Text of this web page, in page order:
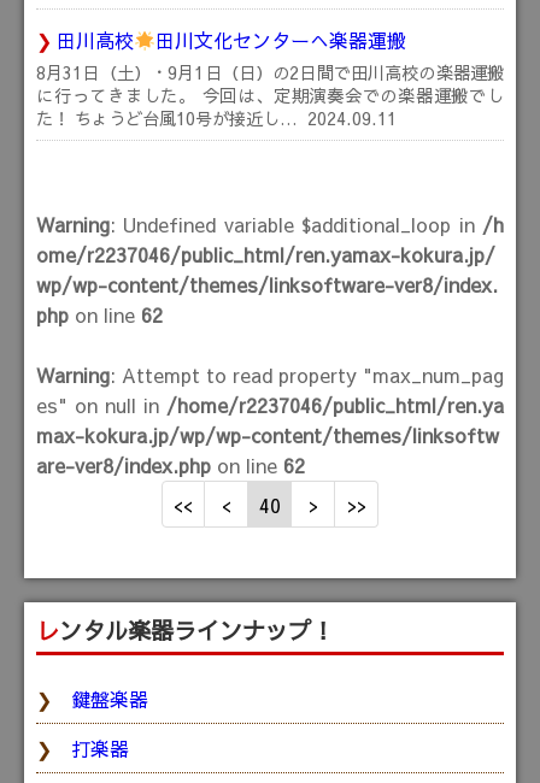
田川高校 田川文化センターへ楽器運搬
8月31日（土）・9月1日（日）の2日間で田川高校の楽器運搬
に行ってきました。 今回は、定期演奏会での楽器運搬でし
た！ ちょうど台風10号が接近し… 2024.09.11
Warning: Undefined variable $additional_loop in /h
ome/r2237046/public_html/ren.yamax-kokura.jp/
wp/wp-content/themes/linksoftware-ver8/index.
php on line 62
Warning: Attempt to read property "max_num_pag
es" on null in /home/r2237046/public_html/ren.ya
max-kokura.jp/wp/wp-content/themes/linksoftw
are-ver8/index.php on line 62
40
レンタル楽器ラインナップ！
鍵盤楽器
打楽器